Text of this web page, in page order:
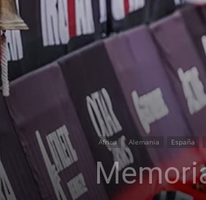
Africa Alemania España